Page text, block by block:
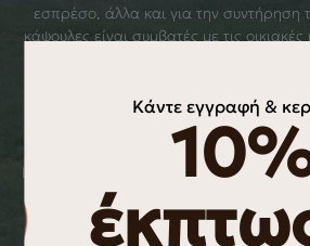
εσπρέσο, άλλα και για την συντήρηση
κάψουλες είναι συμβατές με τις
Κάθε κουτί περιέχει 10 κάψουλες
με τη HANDPICKERS IKE *Οι κάψουλες
τις παρακάτω μηχανές espresso:
Delonghi Nespresso Pixie Delonghi
Delonghi Nespresso Expert EN355
Κάντε εγγραφή &